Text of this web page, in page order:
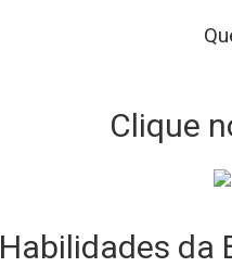
Clique
Habilidades da